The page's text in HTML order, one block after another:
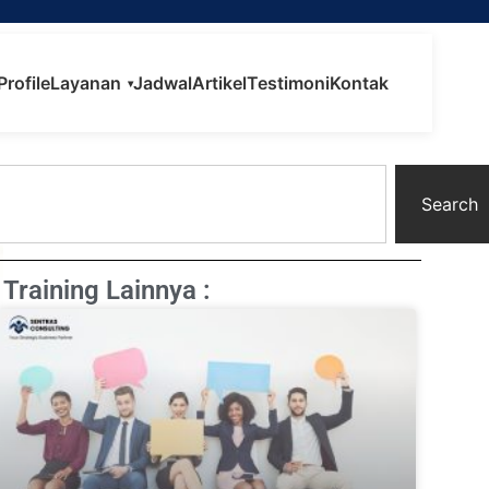
Layanan ▾JadwalArtikelTestimoniKontak
Search
Training Lainnya :